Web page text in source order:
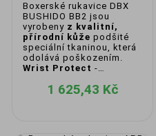
Boxerské rukavice DBX
BUSHIDO BB2 jsou
vyrobeny z kvalitní,
přírodní kůže podšité
speciální tkaninou, která
odolává poškozením.
Wrist Protect -
zápěstí.1 625,43 Kč